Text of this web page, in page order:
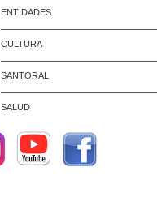
ENTIDADES
CULTURA
SANTORAL
SALUD